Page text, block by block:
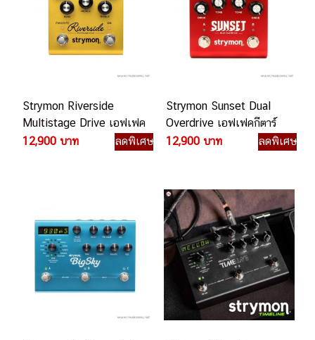
Strymon Riverside
Multistage Drive เอฟเฟค
กีตาร์ไฟฟ้า
12,900 บาท ลดพิเศษ
Strymon Sunset Dual
Overdrive เอฟเฟคกีตาร์
ไฟฟ้า
12,900 บาท ลดพิเศษ